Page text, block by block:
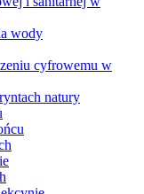
wody
cyfrowemu w
natury